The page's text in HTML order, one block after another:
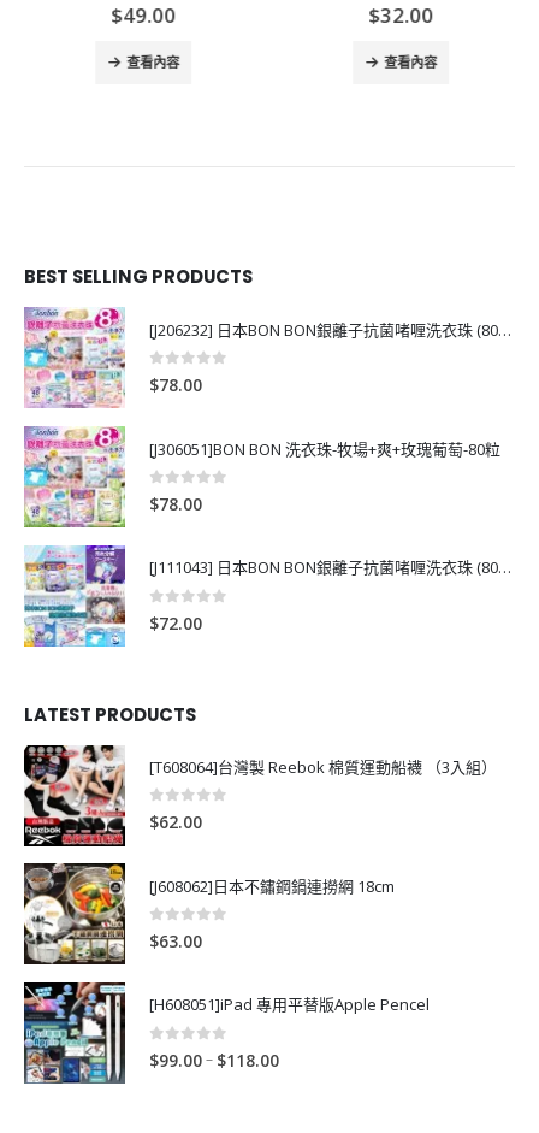
$49.00
查看內容
$32.00
查看內容
BEST SELLING PRODUCTS
[J206232] 日本BON BON銀離子抗菌啫喱洗衣珠 (80粒)
0out of 5
$78.00
[J306051]BON BON 洗衣珠-牧場+爽+玫瑰葡萄-80粒
0out of 5
$78.00
[J111043] 日本BON BON銀離子抗菌啫喱洗衣珠 (80粒)
0out of 5
$72.00
LATEST PRODUCTS
[T608064]台灣製 Reebok 棉質運動船襪 （3入組）
0 out of 5
$62.00
[J608062]日本不鏽鋼鍋連撈網 18cm
0 out of 5
$63.00
[H608051]iPad 專用平替版Apple Pencel
0 out of 5
$99.00– $118.00P